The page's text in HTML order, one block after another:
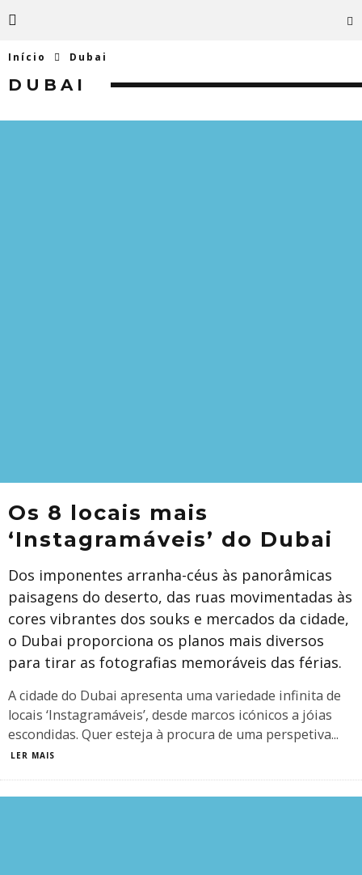
Início Dubai
DUBAI
Os 8 locais mais
‘Instagramáveis’ do Dubai
Dos imponentes arranha-céus às panorâmicas
paisagens do deserto, das ruas movimentadas às
cores vibrantes dos souks e mercados da cidade,
o Dubai proporciona os planos mais diversos
para tirar as fotografias memoráveis das férias.
A cidade do Dubai apresenta uma variedade infinita de
locais ‘Instagramáveis’, desde marcos icónicos a jóias
escondidas. Quer esteja à procura de uma perspetiva...
LER MAIS